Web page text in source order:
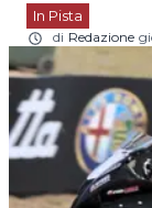
In Pista
di Redazione